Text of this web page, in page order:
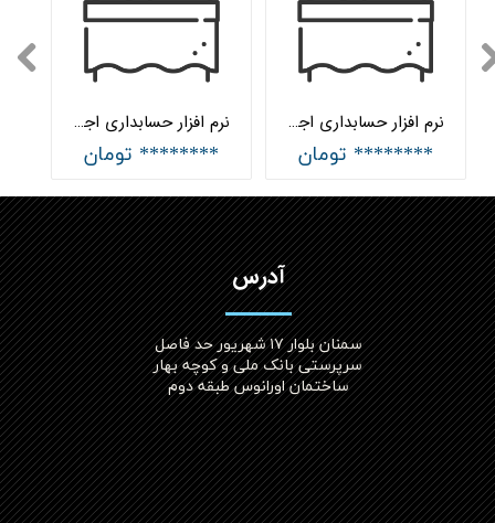
نرم افزار حسابداری اجاره کالا پیشرفته هلو APEX
******** تومان
نرم افزار حسابداری اجاره کالا جامع هلو APEX
******** تومان
آدرس
سمنان بلوار ۱۷ شهریور حد فاصل
سرپرستی بانک ملی و کوچه بهار
ساختمان اورانوس طبقه دوم